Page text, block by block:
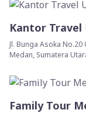
Kantor Travel
Jl. Bunga Asoka
Medan, Sumatera
Family Tour